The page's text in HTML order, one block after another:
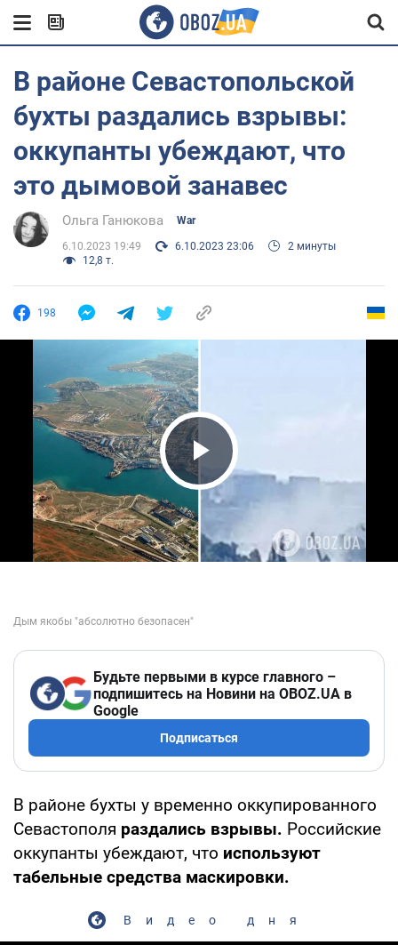
В районе Севастопольской
бухты раздались взрывы:
оккупанты убеждают, что
это дымовой занавес
Ольга Ганюкова War
6.10.2023 19:49 6.10.2023 23:06
2 минуты
12,8 т.
198
Play Video
Будьте первыми в курсе главного –
подпишитесь на Новини на OBOZ.UA в
Google
Подписаться
В районе бухты у временно оккупированного
Севастополя раздались взрывы. Российские
оккупанты убеждают, что используют
табельные средства маскировки.
Видео дня